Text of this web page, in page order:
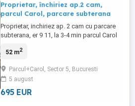
Proprietar, închiriez ap.2 cam,
parcul Carol, parcare subterana
Proprietar, inchiriez ap. 2 cam cu parcare
subterana, er 9 11, la 3-4 min parcul Carol
MSV
52 m2
Parcul+Carol, Sector 5, Bucuresti
5 august
695 EUR